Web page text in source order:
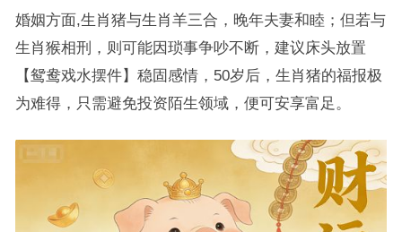
婚姻方面,生肖猪与生肖羊三合，晚年夫妻和睦；但若与
生肖猴相刑，则可能因琐事争吵不断，建议床头放置
【鸳鸯戏水摆件】稳固感情，50岁后，生肖猪的福报极
为难得，只需避免投资陌生领域，便可安享富足。